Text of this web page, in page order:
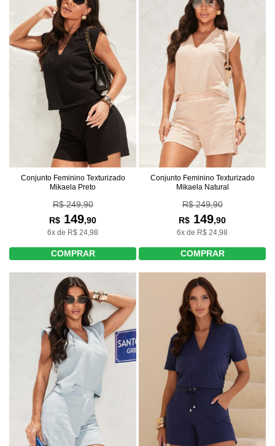
Conjunto Feminino Texturizado
Mikaela Preto
R$ 249,90
R$ 149,90
6x de R$ 24,98
COMPRAR
Conjunto Feminino Texturizado
Mikaela Natural
R$ 249,90
R$ 149,90
6x de R$ 24,98
COMPRAR